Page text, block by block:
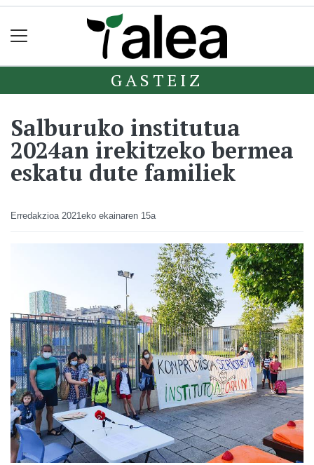
GASTEIZ
Salburuko institutua
2024an irekitzeko bermea
eskatu dute familiek
Erredakzioa 2021eko ekainaren 15a